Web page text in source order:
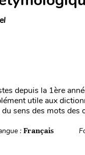
depuis la 1ère
utile aux
sens des mots des
:Français